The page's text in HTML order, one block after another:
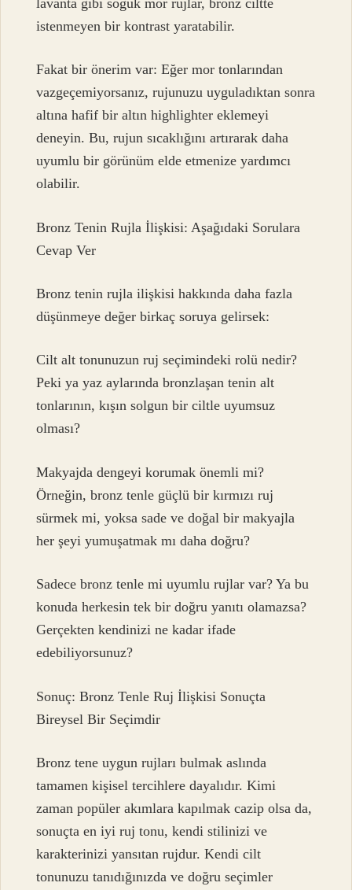
istenmeyen bir kontrast yaratabilir.
Fakat bir önerim var: Eğer mor tonlarından
vazgeçemiyorsanız, rujunuzu uyguladıktan sonra
altına hafif bir altın highlighter eklemeyi
deneyin. Bu, rujun sıcaklığını artırarak daha
uyumlu bir görünüm elde etmenize yardımcı
olabilir.
Bronz Tenin Rujla İlişkisi: Aşağıdaki Sorulara
Cevap Ver
Bronz tenin rujla ilişkisi hakkında daha fazla
düşünmeye değer birkaç soruya gelirsek:
Cilt alt tonunuzun ruj seçimindeki rolü nedir?
Peki ya yaz aylarında bronzlaşan tenin alt
tonlarının, kışın solgun bir ciltle uyumsuz
olması?
Makyajda dengeyi korumak önemli mi?
Örneğin, bronz tenle güçlü bir kırmızı ruj
sürmek mi, yoksa sade ve doğal bir makyajla
her şeyi yumuşatmak mı daha doğru?
Sadece bronz tenle mi uyumlu rujlar var? Ya bu
konuda herkesin tek bir doğru yanıtı olamazsa?
Gerçekten kendinizi ne kadar ifade
edebiliyorsunuz?
Sonuç: Bronz Tenle Ruj İlişkisi Sonuçta
Bireysel Bir Seçimdir
Bronz tene uygun rujları bulmak aslında
tamamen kişisel tercihlere dayalıdır. Kimi
zaman popüler akımlara kapılmak cazip olsa da,
sonuçta en iyi ruj tonu, kendi stilinizi ve
karakterinizi yansıtan rujdur. Kendi cilt
tonunuzu tanıdığınızda ve doğru seçimler